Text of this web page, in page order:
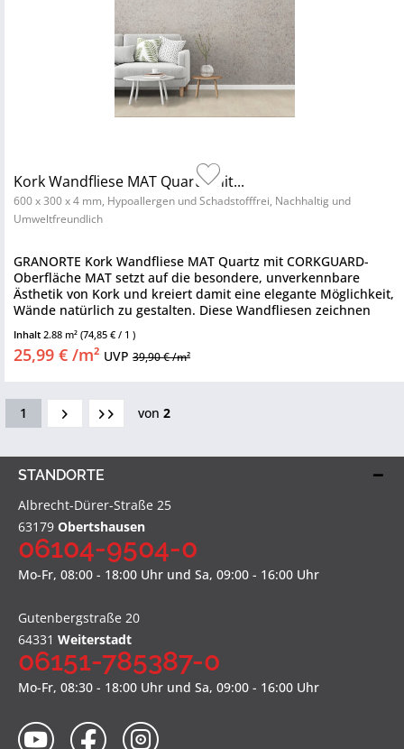
Kork Wandfliese MAT Quartz mit...
600 x 300 x 4 mm, Hypoallergen und Schadstofffrei, Nachhaltig und
Umweltfreundlich
GRANORTE Kork Wandfliese MAT Quartz mit CORKGUARD-
Oberfläche MAT setzt auf die besondere, unverkennbare
Ästhetik von Kork und kreiert damit eine elegante Möglichkeit,
Wände natürlich zu gestalten. Diese Wandfliesen zeichnen
sich durch...
Inhalt 2.88 m² (74,85 € / 1 )
25,99 € /m² UVP 39,90 € /m²
1 von 2
STANDORTE
Albrecht-Dürer-Straße 25
63179 Obertshausen
06104-9504-0
Mo-Fr, 08:00 - 18:00 Uhr und Sa, 09:00 - 16:00 Uhr
Gutenbergstraße 20
64331 Weiterstadt
06151-785387-0
Mo-Fr, 08:30 - 18:00 Uhr und Sa, 09:00 - 16:00 Uhr